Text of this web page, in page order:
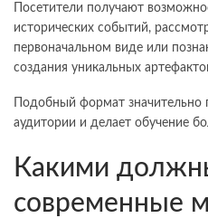
Посетители получают
исторических событий,
первоначальном виде или
создания уникальных
Подобный формат значительно
аудитории и делает обучение
Какими
современные